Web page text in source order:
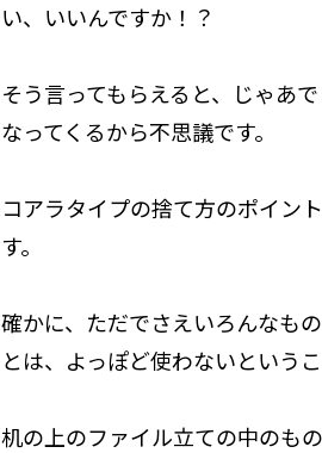
い、いいんですか！？
そう言ってもらえると、じゃあ
なってくるから不思議です。
コアラタイプの捨て方のポイン
す。
確かに、ただでさえいろんなも
とは、よっぽど使わないというこ
机の上のファイル立ての中のも